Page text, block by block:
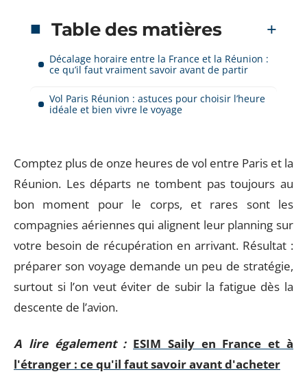
Table des matières
Décalage horaire entre la France et la Réunion :
ce qu’il faut vraiment savoir avant de partir
Vol Paris Réunion : astuces pour choisir l’heure
idéale et bien vivre le voyage
Comptez plus de onze heures de vol entre Paris et la
Réunion. Les départs ne tombent pas toujours au
bon moment pour le corps, et rares sont les
compagnies aériennes qui alignent leur planning sur
votre besoin de récupération en arrivant. Résultat :
préparer son voyage demande un peu de stratégie,
surtout si l’on veut éviter de subir la fatigue dès la
descente de l’avion.
A lire également : ESIM Saily en France et à
l'étranger : ce qu'il faut savoir avant d'acheter